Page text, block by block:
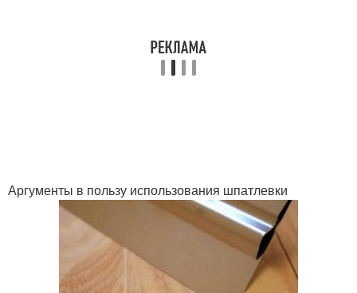
Аргументы в пользу использования шпатлевки